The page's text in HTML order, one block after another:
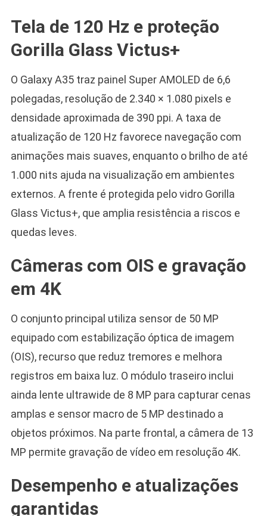
Tela de 120 Hz e proteção
Gorilla Glass Victus+
O Galaxy A35 traz painel Super AMOLED de 6,6
polegadas, resolução de 2.340 × 1.080 pixels e
densidade aproximada de 390 ppi. A taxa de
atualização de 120 Hz favorece navegação com
animações mais suaves, enquanto o brilho de até
1.000 nits ajuda na visualização em ambientes
externos. A frente é protegida pelo vidro Gorilla
Glass Victus+, que amplia resistência a riscos e
quedas leves.
Câmeras com OIS e gravação
em 4K
O conjunto principal utiliza sensor de 50 MP
equipado com estabilização óptica de imagem
(OIS), recurso que reduz tremores e melhora
registros em baixa luz. O módulo traseiro inclui
ainda lente ultrawide de 8 MP para capturar cenas
amplas e sensor macro de 5 MP destinado a
objetos próximos. Na parte frontal, a câmera de 13
MP permite gravação de vídeo em resolução 4K.
Desempenho e atualizações
garantidas
Camiseta Camisa
Bolsonaro Presidente